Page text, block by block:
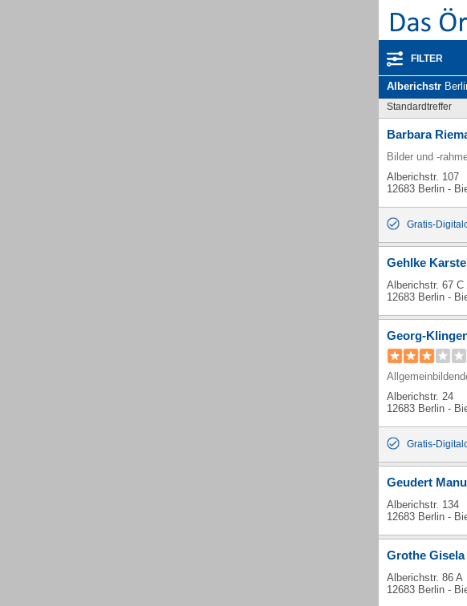
FILTER
Alberichstr Berlin
Standardtreffer
Barbara
Bilder und -
Alberichstr. 107
12683 Berlin -
Gratis-
Gehlke
Alberichstr. 67 C
12683 Berlin -
Georg-
Alberichstr. 24
12683 Berlin -
Gratis-
Geudert
Alberichstr. 134
12683 Berlin -
Grothe Gisela
Alberichstr. 86 A
12683 Berlin -